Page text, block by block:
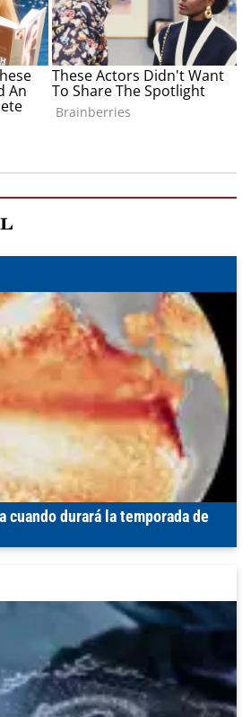
cuando durará la temporada de